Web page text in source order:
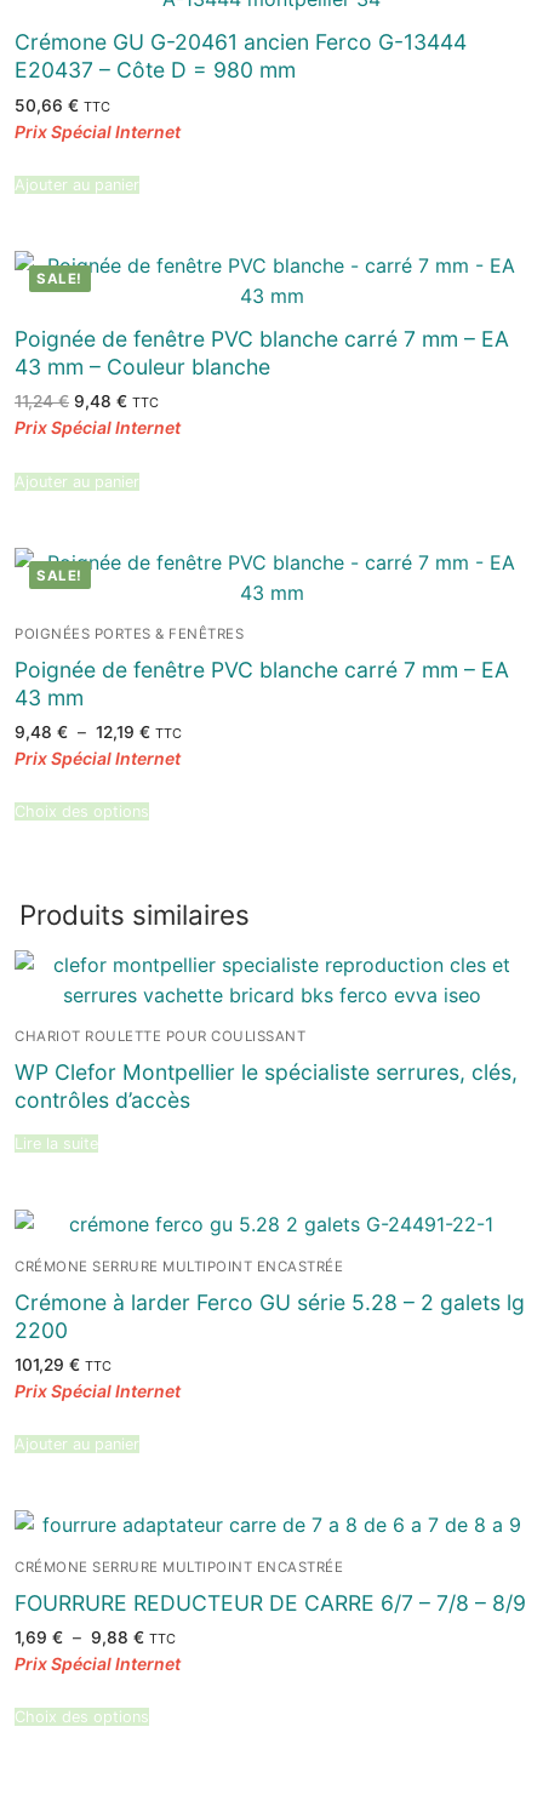
Crémone GU G-20461 ancien Ferco G-13444
E20437 – Côte D = 980 mm
50,66 € TTC
Ajouter au panier
SALE!
Poignée de fenêtre PVC blanche carré 7 mm – EA
43 mm – Couleur blanche
11,24€ Le
prix
initial
9,48 €Le
actuel
TTC
Ajouter au panier
SALE!
POIGNÉES PORTES & FENÊTRES
Poignée de fenêtre PVC blanche carré 7 mm – EA
43 mm
9,48 € – 12,19 €Plage
prix :
TTC
Choix des options
Produits similaires
CHARIOT ROULETTE POUR COULISSANT
WP Clefor Montpellier le spécialiste serrures, clés,
contrôles d’accès
Lire la suite
CRÉMONE SERRURE MULTIPOINT ENCASTRÉE
Crémone à larder Ferco GU série 5.28 – 2 galets lg
2200
101,29 € TTC
Ajouter au panier
CRÉMONE SERRURE MULTIPOINT ENCASTRÉE
FOURRURE REDUCTEUR DE CARRE 6/7 – 7/8 – 8/9
1,69 € – 9,88 €Plage
prix :
9,88 €
TTC
Choix des options